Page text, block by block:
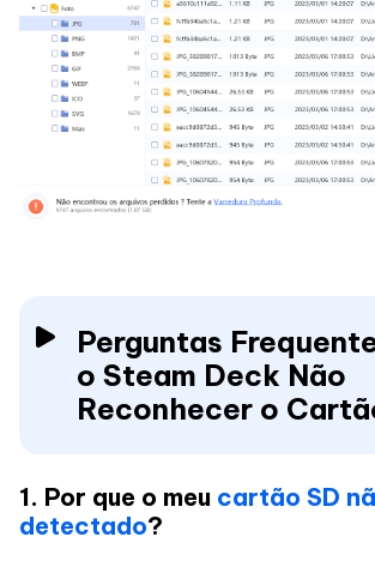
Perguntas
o Steam Deck Não
Reconhecer o
1. Por que o meu cartão SD
detectado?